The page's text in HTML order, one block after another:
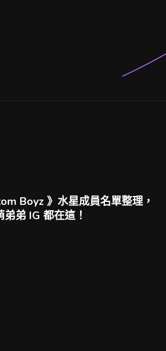
Boyz 》水星成員名單整理，
弟 IG 都在這！